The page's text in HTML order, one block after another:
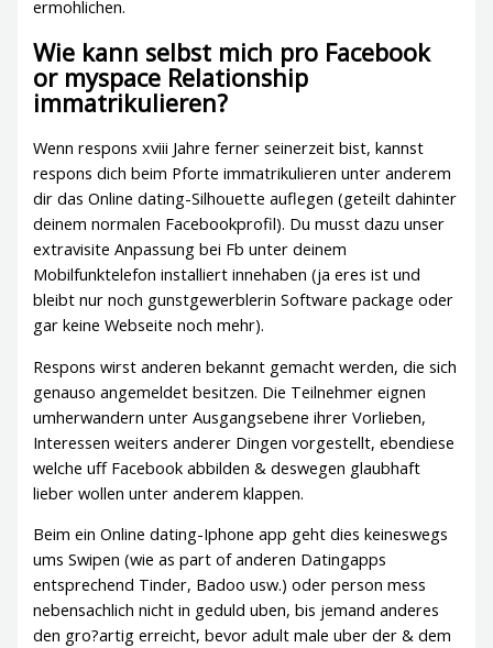
ermohlichen.
Wie kann selbst mich pro Facebook
or myspace Relationship
immatrikulieren?
Wenn respons xviii Jahre ferner seinerzeit bist, kannst
respons dich beim Pforte immatrikulieren unter anderem
dir das Online dating-Silhouette auflegen (geteilt dahinter
deinem normalen Facebookprofil). Du musst dazu unser
extravisite Anpassung bei Fb unter deinem
Mobilfunktelefon installiert innehaben (ja eres ist und
bleibt nur noch gunstgewerblerin Software package oder
gar keine Webseite noch mehr).
Respons wirst anderen bekannt gemacht werden, die sich
genauso angemeldet besitzen. Die Teilnehmer eignen
umherwandern unter Ausgangsebene ihrer Vorlieben,
Interessen weiters anderer Dingen vorgestellt, ebendiese
welche uff Facebook abbilden & deswegen glaubhaft
lieber wollen unter anderem klappen.
Beim ein Online dating-Iphone app geht dies keineswegs
ums Swipen (wie as part of anderen Datingapps
entsprechend Tinder, Badoo usw.) oder person mess
nebensachlich nicht in geduld uben, bis jemand anderes
den gro?artig erreicht, bevor adult male uber der & dem